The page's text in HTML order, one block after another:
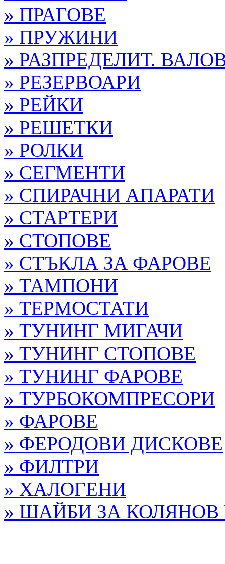
» ПРАГОВЕ
» ПРУЖИНИ
» РАЗПРЕДЕЛИТ.
» РЕЗЕРВОАРИ
» РЕЙКИ
» РЕШЕТКИ
» РОЛКИ
» СЕГМЕНТИ
» СПИРАЧНИ АПАРАТИ
» СТАРТЕРИ
» СТОПОВЕ
» СТЪКЛА ЗА ФАРОВЕ
» ТАМПОНИ
» ТЕРМОСТАТИ
» ТУНИНГ МИГАЧИ
» ТУНИНГ СТОПОВЕ
» ТУНИНГ ФАРОВЕ
» ТУРБОКОМПРЕСОРИ
» ФАРОВЕ
» ФЕРОДОВИ ДИСКОВЕ
» ФИЛТРИ
» ХАЛОГЕНИ
» ШАЙБИ ЗА КОЛЯНОВ